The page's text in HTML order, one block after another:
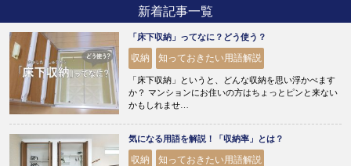
新着記事一覧
「床下収納」ってなに？どう使う？
収納 知っておきたい用語解説
「床下収納」というと、どんな収納を思い浮かべます
か？ マンションにお住いの方はちょっとピンと来ない
かもしれませ…
気になる用語を解説！「収納率」とは？
収納 知っておきたい用語解説